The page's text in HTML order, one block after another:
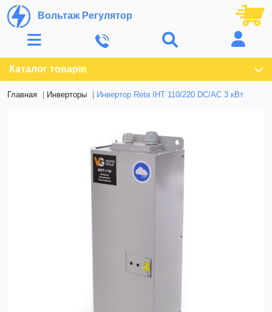
Вольтаж Регулятор
Каталог товарів
Главная Инверторы Инвертор Reta ІНТ 110/220 DC/AC 3 кВт